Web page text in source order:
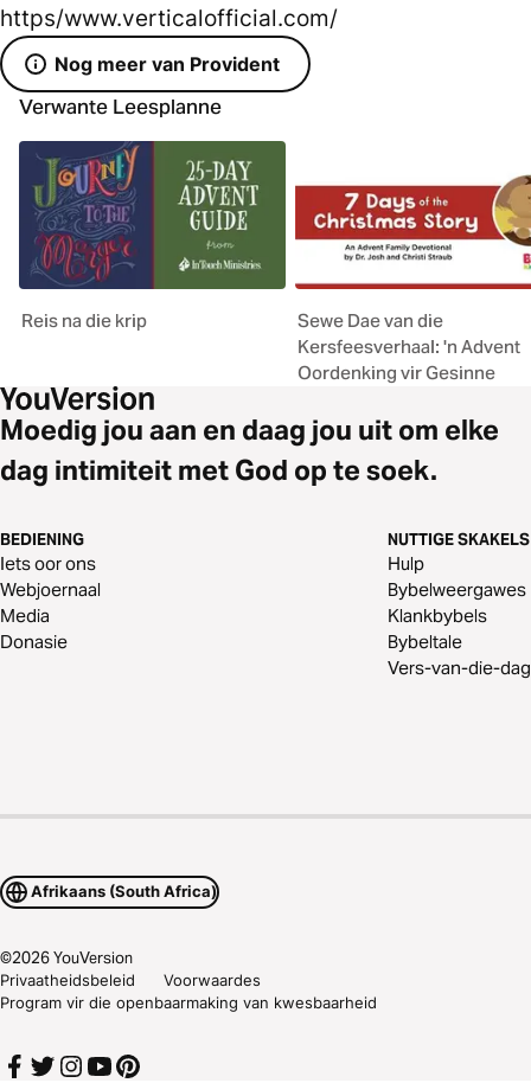
https/www.verticalofficial.com/
Nog meer van Provident
Verwante Leesplanne
Reis na die krip
Sewe Dae van die
Kersfeesverhaal: 'n Advent
Oordenking vir Gesinne
Moedig jou aan en daag jou uit om elke
dag intimiteit met God op te soek.
BEDIENING
Iets oor ons
Webjoernaal
Media
Donasie
NUTTIGE SKAKELS
Hulp
Bybelweergawes
Klankbybels
Bybeltale
Vers-van-die-dag
Afrikaans (South Africa)
©2026YouVersion
Privaatheidsbeleid
Voorwaardes
Program vir die openbaarmaking van kwesbaarheid